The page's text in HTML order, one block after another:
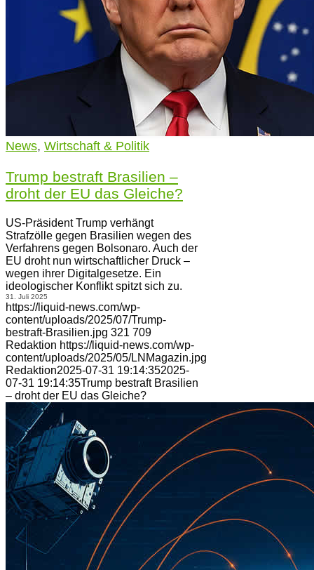
News, Wirtschaft & Politik
Trump bestraft Brasilien –
droht der EU das Gleiche?
US-Präsident Trump verhängt
Strafzölle gegen Brasilien wegen des
Verfahrens gegen Bolsonaro. Auch der
EU droht nun wirtschaftlicher Druck –
wegen ihrer Digitalgesetze. Ein
ideologischer Konflikt spitzt sich zu.
31. Juli 2025
https://liquid-news.com/wp-
content/uploads/2025/07/Trump-
bestraft-Brasilien.jpg 321 709
Redaktion https://liquid-news.com/wp-
content/uploads/2025/05/LNMagazin.jpg
Redaktion2025-07-31 19:14:352025-
07-31 19:14:35Trump bestraft Brasilien
– droht der EU das Gleiche?